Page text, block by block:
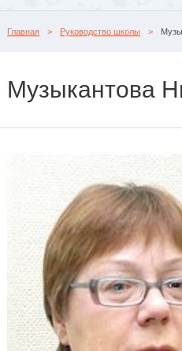
Главная > Руководство школы >
Музыкантова